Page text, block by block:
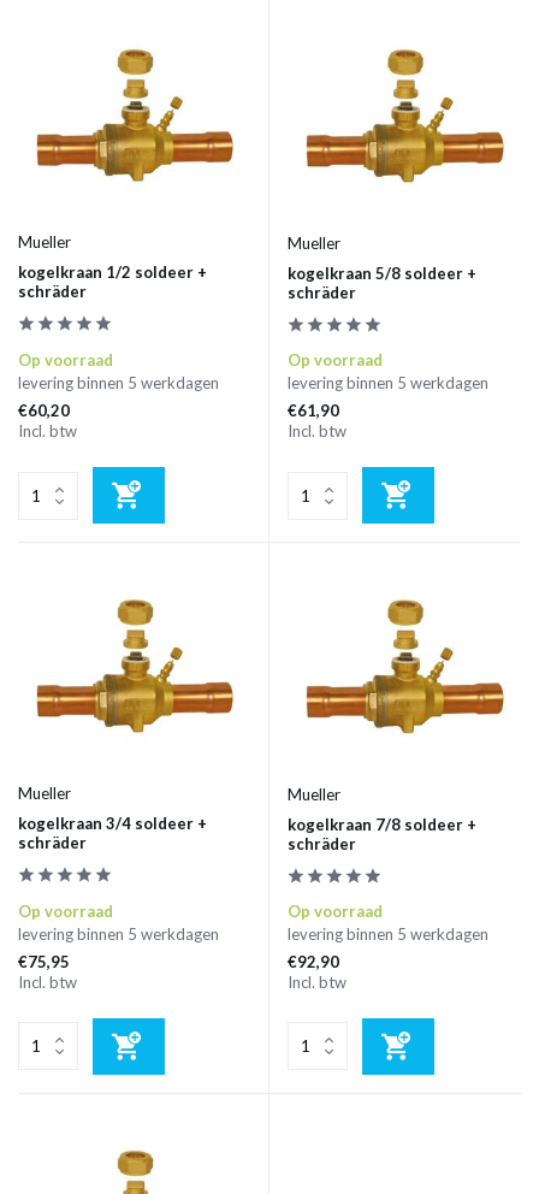
Mueller
kogelkraan 1/2 soldeer +
schräder
Op voorraad
levering binnen 5 werkdagen
€60,20
Incl. btw
Mueller
kogelkraan 5/8 soldeer +
schräder
Op voorraad
levering binnen 5 werkdagen
€61,90
Incl. btw
Mueller
kogelkraan 3/4 soldeer +
schräder
Op voorraad
levering binnen 5 werkdagen
€75,95
Incl. btw
Mueller
kogelkraan 7/8 soldeer +
schräder
Op voorraad
levering binnen 5 werkdagen
€92,90
Incl. btw